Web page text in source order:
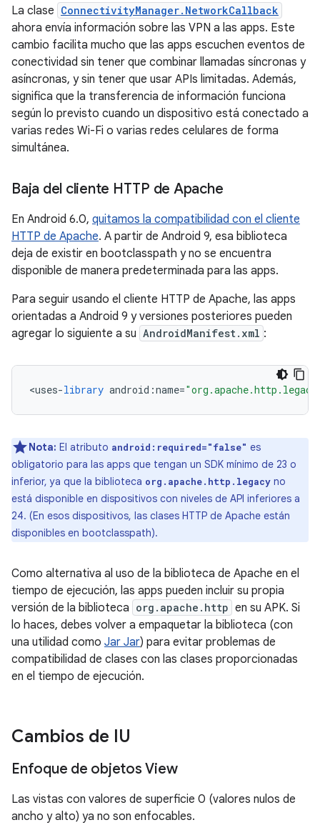
La clase ConnectivityManager.NetworkCallback
ahora envía información sobre las VPN a las apps. Este
cambio facilita mucho que las apps escuchen eventos de
conectividad sin tener que combinar llamadas síncronas y
asíncronas, y sin tener que usar APIs limitadas. Además,
significa que la transferencia de información funciona
según lo previsto cuando un dispositivo está conectado a
varias redes Wi-Fi o varias redes celulares de forma
simultánea.
Baja del cliente HTTP de Apache
En Android 6.0, quitamos la compatibilidad con el cliente
HTTP de Apache. A partir de Android 9, esa biblioteca
deja de existir en bootclasspath y no se encuentra
disponible de manera predeterminada para las apps.
Para seguir usando el cliente HTTP de Apache, las apps
orientadas a Android 9 y versiones posteriores pueden
agregar lo siguiente a su AndroidManifest.xml :
<uses-library android :name=
Nota: El atributo android:required="false" es
obligatorio para las apps que tengan un SDK mínimo de 23 o
inferior, ya que la biblioteca org.apache.http.legacy no
está disponible en dispositivos con niveles de API inferiores a
24. (En esos dispositivos, las clases HTTP de Apache están
disponibles en bootclasspath).
Como alternativa al uso de la biblioteca de Apache en el
tiempo de ejecución, las apps pueden incluir su propia
versión de la biblioteca org.apache.http en su APK. Si
lo haces, debes volver a empaquetar la biblioteca (con
una utilidad como Jar Jar) para evitar problemas de
compatibilidad de clases con las clases proporcionadas
en el tiempo de ejecución.
Cambios de IU
Enfoque de objetos View
Las vistas con valores de superficie 0 (valores nulos de
ancho y alto) ya no son enfocables.